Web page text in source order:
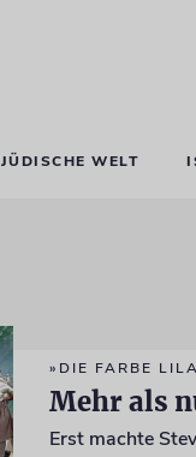
JÜDISCHE WELT
»DIE FARBE
Mehr als